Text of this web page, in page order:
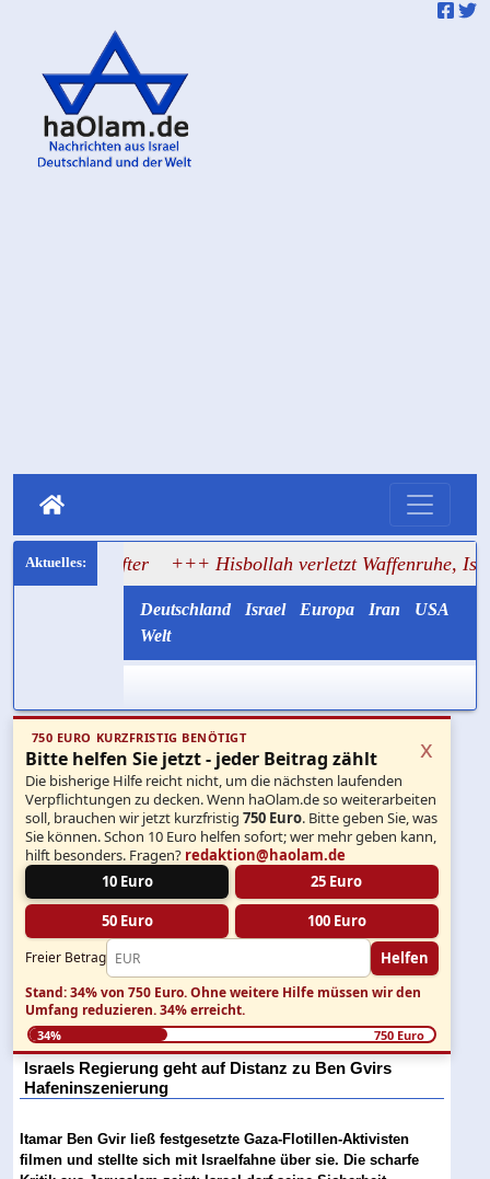
+++ Hisbollah verletzt Waffenruhe, Israel greift
Deutschland Israel Europa Iran
USA
Welt
750 EURO KURZFRISTIG BENÖTIGT
Bitte helfen Sie jetzt - jeder Beitrag zählt
Die bisherige Hilfe reicht nicht, um die nächsten laufenden
Verpflichtungen zu decken. Wenn haOlam.de so weiterarbeiten
soll, brauchen wir jetzt kurzfristig750 Euro. Bitte geben Sie, was
Sie können. Schon 10 Euro helfen sofort; wer mehr geben kann,
hilft besonders. Fragen? redaktion@haolam.de
10 Euro
25 Euro
50 Euro 100 Euro
Freier Betrag Helfen
x
Stand: 34% von 750 Euro.Ohne weitere Hilfe müssen wir den
Umfang reduzieren.34% erreicht.
34% 750 Euro
Israels Regierung geht auf Distanz zu Ben Gvirs
Hafeninszenierung
Itamar Ben Gvir ließ festgesetzte Gaza-Flotillen-Aktivisten
filmen und stellte sich mit Israelfahne über sie. Die scharfe